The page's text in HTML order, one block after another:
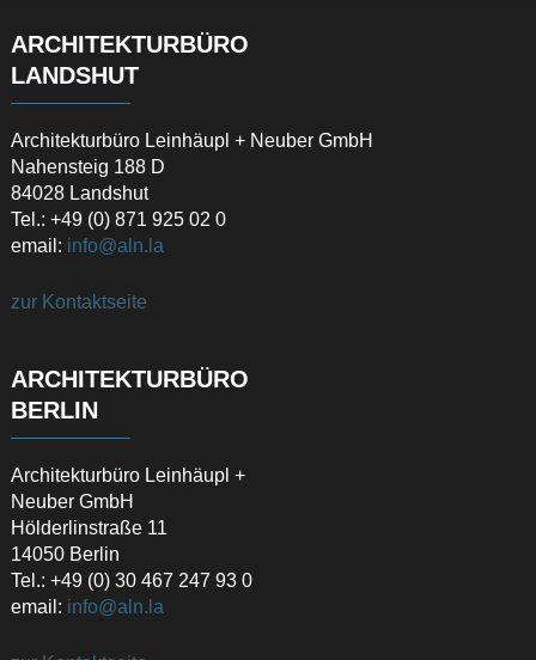
ARCHITEKTURBÜRO
LANDSHUT
Architekturbüro Leinhäupl + Neuber GmbH
Nahensteig 188 D
84028 Landshut
Tel.: +49 (0) 871 925 02 0
email: info@aln.la
zur Kontaktseite
ARCHITEKTURBÜRO
BERLIN
Architekturbüro Leinhäupl +
Neuber GmbH
Hölderlinstraße 11
14050 Berlin
Tel.: +49 (0) 30 467 247 93 0
email: info@aln.la